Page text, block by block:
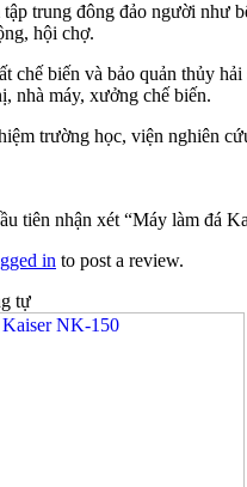
tập trung đông đảo người như
hội chợ.
chế biến và bảo quản thủy
nhà máy, xưởng chế biến.
trường học, viện nghiên
tiên nhận xét “Máy làm đá
in to post a review.
tự